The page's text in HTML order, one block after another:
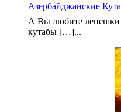
Азербайджанские
А Вы любите лепешки
кутабы […]...